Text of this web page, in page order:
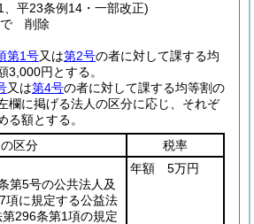
、平23条例14・一部改正)
削除
第1号又は第2号の者に対して課する均
3,000円とする。
又は第4号の者に対して課する均等割の
欄に掲げる法人の区分に応じ、それぞ
る額とする。
区分
税率
第5号の公共法人及
項に規定する公益法
第296条第1項の規定
年額 5万円